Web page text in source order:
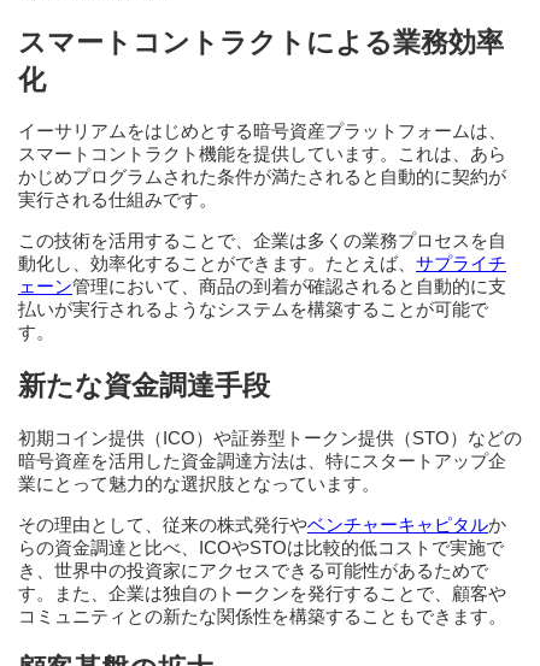
スマートコントラクトによる業務効率
化
イーサリアムをはじめとする暗号資産プラットフォームは、
スマートコントラクト機能を提供しています。これは、あら
かじめプログラムされた条件が満たされると自動的に契約が
実行される仕組みです。
この技術を活用することで、企業は多くの業務プロセスを自
動化し、効率化することができます。たとえば、 サプライチ
ェーン管理において、商品の到着が確認されると自動的に支
払いが実行されるようなシステムを構築することが可能で
す。
新たな資金調達手段
初期コイン提供（ICO）や証券型トークン提供（STO）などの
暗号資産を活用した資金調達方法は、特にスタートアップ企
業にとって魅力的な選択肢となっています。
その理由として、従来の株式発行やベンチャーキャピタルか
らの資金調達と比べ、ICOやSTOは比較的低コストで実施で
き、世界中の投資家にアクセスできる可能性があるためで
す。また、企業は独自のトークンを発行することで、顧客や
コミュニティとの新たな関係性を構築することもできます。